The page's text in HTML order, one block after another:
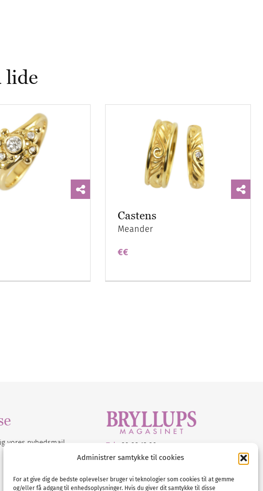
Administrer samtykke til cookies
For at give dig de bedste oplevelser bruger vi teknologier som cookies til at gemme
og/eller få adgang til enhedsoplysninger. Hvis du giver dit samtykke til disse
lide
Castens
Meander
€€
vores nyhedsmail Tel :
89 88 13 90
E-post:info@nordicbridalmedia.com
© All rights reserved.